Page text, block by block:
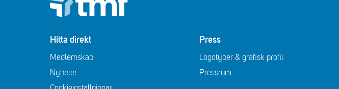
Hitta direkt
Medlemskap
Nyheter
Press
Logotyper & grafisk profil
Pressrum